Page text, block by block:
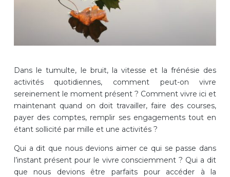
Dans le tumulte, le bruit, la vitesse et la frénésie des
activités quotidiennes, comment peut-on vivre
sereinement le moment présent ? Comment vivre ici et
maintenant quand on doit travailler, faire des courses,
payer des comptes, remplir ses engagements tout en
étant sollicité par mille et une activités ?
Qui a dit que nous devions aimer ce qui se passe dans
l’instant présent pour le vivre consciemment ? Qui a dit
que nous devions être parfaits pour accéder à la